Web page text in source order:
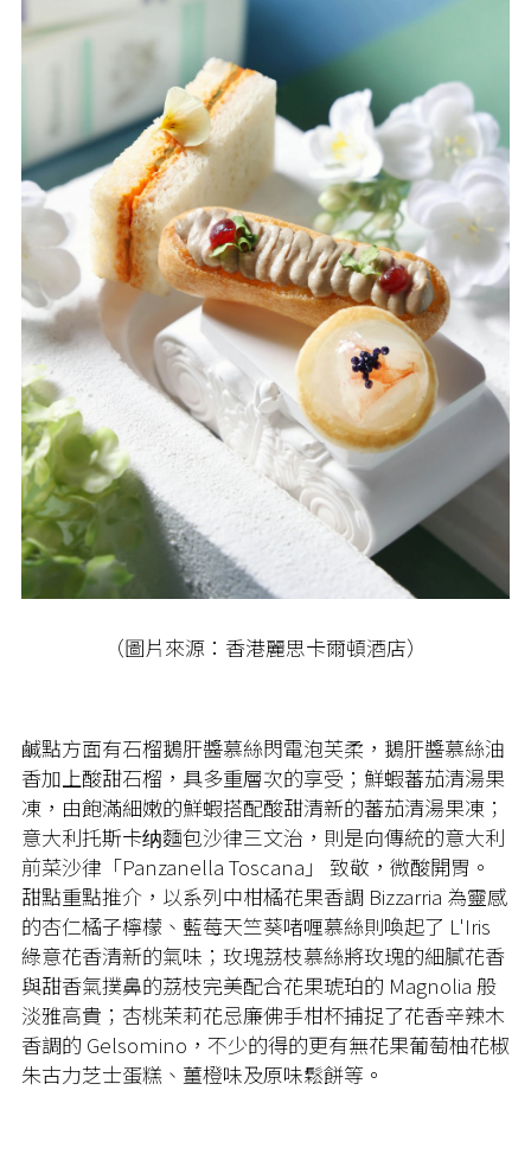
（圖片來源：香港麗思卡爾頓酒店）
鹹點方面有石榴鵝肝醬慕絲閃電泡芙柔，鵝肝醬慕絲油
香加上酸甜石榴，具多重層次的享受；鮮蝦蕃茄清湯果
凍，由飽滿細嫩的鮮蝦搭配酸甜清新的蕃茄清湯果凍；
意大利托斯卡纳麵包沙律三文治，則是向傳統的意大利
前菜沙律「Panzanella Toscana」 致敬，微酸開胃。
甜點重點推介，以系列中柑橘花果香調 Bizzarria 為靈感
的杏仁橘子檸檬、藍莓天竺葵啫喱慕絲則喚起了 L'Iris
綠意花香清新的氣味；玫瑰荔枝慕絲將玫瑰的細膩花香
與甜香氣撲鼻的荔枝完美配合花果琥珀的 Magnolia 般
淡雅高貴；杏桃茉莉花忌廉佛手柑杯捕捉了花香辛辣木
香調的 Gelsomino，不少的得的更有無花果葡萄柚花椒
朱古力芝士蛋糕、薑橙味及原味鬆餅等。